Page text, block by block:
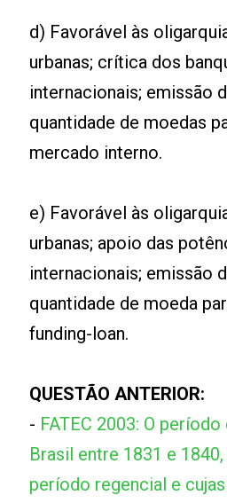
d) Favorável às
urbanas; crítica dos
internacionais; emissão
quantidade de moedas
mercado interno.
e) Favorável às
urbanas; apoio das
internacionais; emissão
quantidade de moeda
funding-loan.
QUESTÃO ANTERIOR:
- FATEC 2003: O
Brasil entre 1831 e
período regencial e